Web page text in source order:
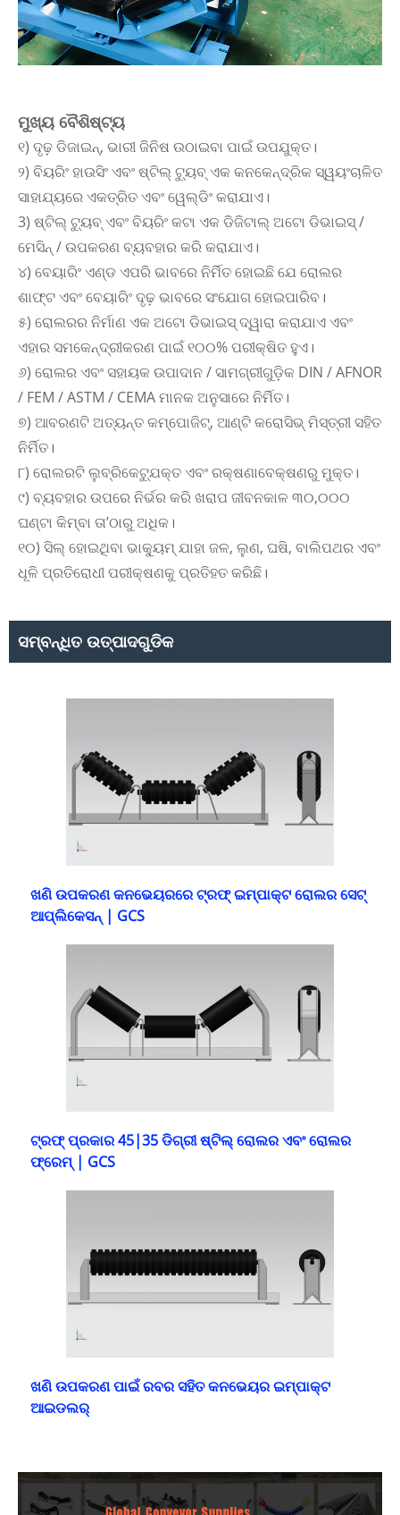
ମୁଖ୍ୟ ବୈଶିଷ୍ଟ୍ୟ
୧) ଦୃଢ଼ ଡିଜାଇନ୍, ଭାରୀ ଜିନିଷ ଉଠାଇବା ପାଇଁ ଉପଯୁକ୍ତ।
୨) ବିୟରିଂ ହାଉସିଂ ଏବଂ ଷ୍ଟିଲ୍ ଟ୍ୟୁବ୍ ଏକ କନକେନ୍ଦ୍ରିକ ସ୍ୱୟଂଚାଳିତ
ସାହାଯ୍ୟରେ ଏକତ୍ରିତ ଏବଂ ୱେଲ୍ଡିଂ କରାଯାଏ।
3) ଷ୍ଟିଲ୍ ଟ୍ୟୁବ୍ ଏବଂ ବିୟରିଂ କଟା ଏକ ଡିଜିଟାଲ୍ ଅଟୋ ଡିଭାଇସ୍ /
ମେସିନ୍ / ଉପକରଣ ବ୍ୟବହାର କରି କରାଯାଏ।
୪) ବେୟାରିଂ ଏଣ୍ଡ ଏପରି ଭାବରେ ନିର୍ମିତ ହୋଇଛି ଯେ ରୋଲର
ଶାଫ୍ଟ ଏବଂ ବେୟାରିଂ ଦୃଢ଼ ଭାବରେ ସଂଯୋଗ ହୋଇପାରିବ।
୫) ରୋଲରର ନିର୍ମାଣ ଏକ ଅଟୋ ଡିଭାଇସ୍ ଦ୍ୱାରା କରାଯାଏ ଏବଂ
ଏହାର ସମକେନ୍ଦ୍ରୀକରଣ ପାଇଁ ୧୦୦% ପରୀକ୍ଷିତ ହୁଏ।
୬) ରୋଲର ଏବଂ ସହାୟକ ଉପାଦାନ / ସାମଗ୍ରୀଗୁଡ଼ିକ DIN / AFNOR
/ FEM / ASTM / CEMA ମାନକ ଅନୁସାରେ ନିର୍ମିତ।
୭) ଆବରଣଟି ଅତ୍ୟନ୍ତ କମ୍ପୋଜିଟ୍, ଆଣ୍ଟି କରୋସିଭ୍ ମିସ୍ତ୍ରୀ ସହିତ
ନିର୍ମିତ।
୮) ରୋଲରଟି ଲୁବ୍ରିକେଟ୍ଯୁକ୍ତ ଏବଂ ରକ୍ଷଣାବେକ୍ଷଣରୁ ମୁକ୍ତ।
୯) ବ୍ୟବହାର ଉପରେ ନିର୍ଭର କରି ଖରାପ ଜୀବନକାଳ ୩୦,୦୦୦
ଘଣ୍ଟା କିମ୍ବା ତା’ଠାରୁ ଅଧିକ।
୧୦) ସିଲ୍ ହୋଇଥିବା ଭାକ୍ୟୁମ୍ ଯାହା ଜଳ, ଲୁଣ, ଘଷି, ବାଲିପଥର ଏବଂ
ଧୂଳି ପ୍ରତିରୋଧୀ ପରୀକ୍ଷଣକୁ ପ୍ରତିହତ କରିଛି।
ସମ୍ବନ୍ଧିତ ଉତ୍ପାଦଗୁଡିକ
ଖଣି ଉପକରଣ କନଭେୟରରେ ଟ୍ରଫ୍ ଇମ୍ପାକ୍ଟ ରୋଲର ସେଟ୍
ଆପ୍ଲିକେସନ୍ | GCS
ଟ୍ରଫ୍ ପ୍ରକାର 45|35 ଡିଗ୍ରୀ ଷ୍ଟିଲ୍ ରୋଲର ଏବଂ ରୋଲର
ଫ୍ରେମ୍ | GCS
ଖଣି ଉପକରଣ ପାଇଁ ରବର ସହିତ କନଭେୟର ଇମ୍ପାକ୍ଟ
ଆଇଡଲର୍